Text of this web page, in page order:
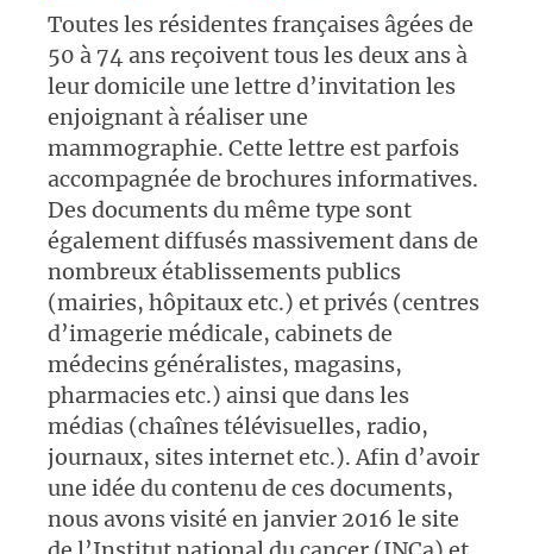
Toutes les résidentes françaises âgées de
50 à 74 ans reçoivent tous les deux ans à
leur domicile une lettre d’invitation les
enjoignant à réaliser une
mammographie. Cette lettre est parfois
accompagnée de brochures informatives.
Des documents du même type sont
également diffusés massivement dans de
nombreux établissements publics
(mairies, hôpitaux etc.) et privés (centres
d’imagerie médicale, cabinets de
médecins généralistes, magasins,
pharmacies etc.) ainsi que dans les
médias (chaînes télévisuelles, radio,
journaux, sites internet etc.). Afin d’avoir
une idée du contenu de ces documents,
nous avons visité en janvier 2016 le site